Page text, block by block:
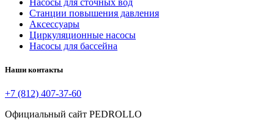
Насосы для сточных вод
Станции повышения давления
Аксессуары
Циркуляционные насосы
Насосы для бассейна
Наши контакты
+7 (812) 407-37-60
Официальный сайт PEDROLLO